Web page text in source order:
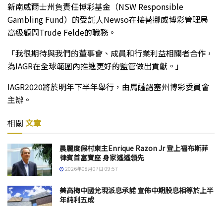
新南威爾士州負責任博彩基金（NSW Responsible
Gambling Fund）的受託人Newso在接替挪威博彩管理局
高級顧問Trude Felde的職務。
「我很期待與我們的董事會、成員和行業利益相關者合作，
為IAGR在全球範圍內推進更好的監管做出貢獻。」
IAGR2020將於明年下半年舉行，由馬薩諸塞州博彩委員會
主辦。
相關 文章
晨麗度假村東主Enrique Razon Jr 登上福布斯菲
律賓首富寶座 身家遙遙領先
2026年08月07日 09:57
美高梅中國兌現派息承諾 宣佈中期股息相等於上半
年純利五成